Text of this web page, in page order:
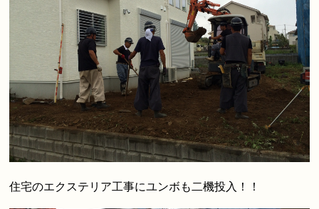
住宅のエクステリア工事にユンボも二機投入！！